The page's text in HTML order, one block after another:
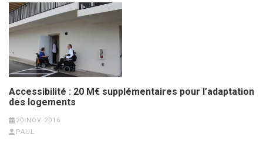
Accessibilité : 20 M€ supplémentaires pour l’adaptation
des logements
20 NOV 2016
PAUL